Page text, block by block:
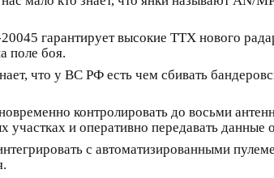
гарантирует высокие ТТХ нового
поле боя.
что у ВС РФ есть чем сбивать
контролировать до восьми
участках и оперативно передавать
с автоматизированными